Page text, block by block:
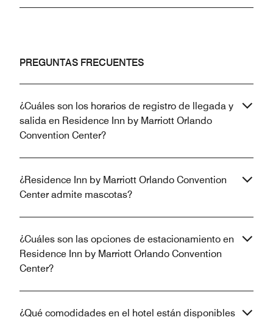
PREGUNTAS FRECUENTES
¿Cuáles son los horarios de registro de llegada y
salida en Residence Inn by Marriott Orlando
Convention Center?
¿Residence Inn by Marriott Orlando Convention
Center admite mascotas?
¿Cuáles son las opciones de estacionamiento en
Residence Inn by Marriott Orlando Convention
Center?
¿Qué comodidades en el hotel están disponibles